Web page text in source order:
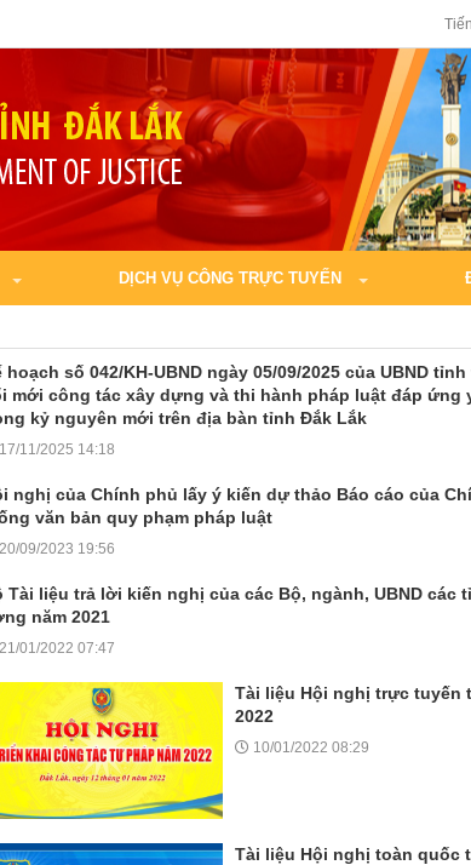
DỊCH VỤ CÔNG TRỰC TUYẾN
hoạch số 042/KH-UBND ngày 05/09/2025 của UBND
mới công tác xây dựng và thi hành pháp luật đáp ứng
kỷ nguyên mới trên địa bàn tỉnh Đắk Lắk
17/11/2025 14:18
nghị của Chính phủ lấy ý kiến dự thảo Báo cáo của
văn bản quy phạm pháp luật
20/09/2023 19:56
Tài liệu trả lời kiến nghị của các Bộ, ngành, UBND
năm 2021
21/01/2022 07:47
Tài liệu Hội nghị trực tuyến
2022
10/01/2022 08:29
Tài liệu Hội nghị toàn quốc